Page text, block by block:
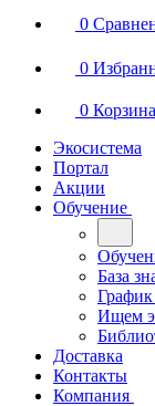
0
0
0 Корзина
Экосистема
Портал
Акции
Обучение
База
Ищем
Доставка
Контакты
Компания